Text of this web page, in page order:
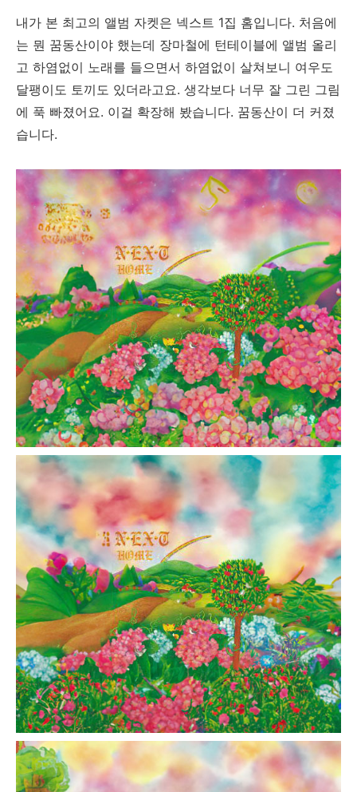
내가 본 최고의 앨범 자켓은 넥스트 1집 홈입니다. 처음에
는 뭔 꿈동산이야 했는데 장마철에 턴테이블에 앨범 올리
고 하염없이 노래를 들으면서 하염없이 살쳐보니 여우도
달팽이도 토끼도 있더라고요. 생각보다 너무 잘 그린 그림
에 푹 빠졌어요. 이걸 확장해 봤습니다. 꿈동산이 더 커졌
습니다.